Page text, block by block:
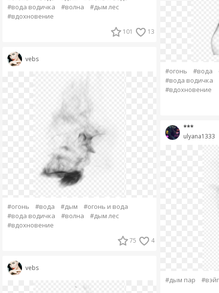
#вода водичка
#волна
#дым лес
#вдохновение
101 13
vebs
#огонь #вода #дым
#огонь и вода
#вода водичка
#волна
#дым лес
#вдохновение
75 4
vebs
#огонь #вода
#вода водичка
#вдохновение
ulyana1333
***
#дым пар